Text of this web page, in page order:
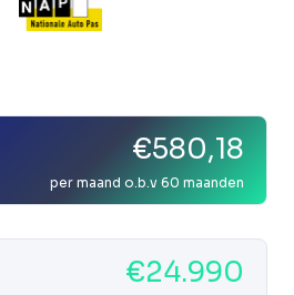
€580,18
per maand o.b.v 60 maanden
€24.990